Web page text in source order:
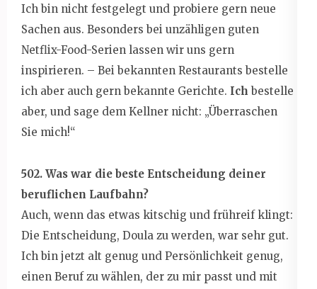
Ich bin nicht festgelegt und probiere gern neue
Sachen aus. Besonders bei unzähligen guten
Netflix-Food-Serien lassen wir uns gern
inspirieren. – Bei bekannten Restaurants bestelle
ich aber auch gern bekannte Gerichte. Ich bestelle
aber, und sage dem Kellner nicht: „Überraschen
Sie mich!“
502. Was war die beste Entscheidung deiner
beruflichen Laufbahn?
Auch, wenn das etwas kitschig und frühreif klingt:
Die Entscheidung, Doula zu werden, war sehr gut.
Ich bin jetzt alt genug und Persönlichkeit genug,
einen Beruf zu wählen, der zu mir passt und mit